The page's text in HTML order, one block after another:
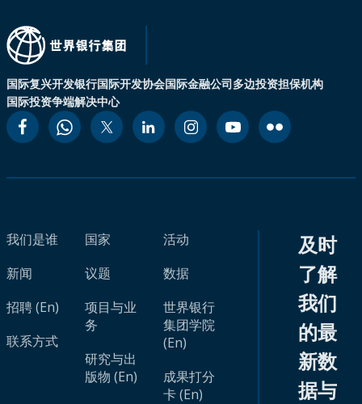
国际复兴开发银行国际开发协会国际金融公司多边投资担保机构
国际投资争端解决中心
我们是谁
新闻
招聘 (En)
联系方式
国家
议题
项目与业
务
研究与出
版物 (En)
活动
数据
世界银行
集团学院
(En)
成果打分
卡 (En)
及时
了解
我们
的最
新数
据与